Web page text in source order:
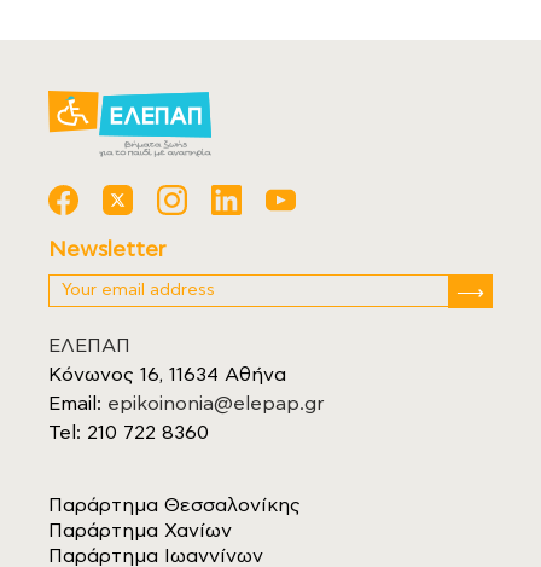
Newsletter
ΕΛΕΠΑΠ
Κόνωνος 16, 11634 Αθήνα
Email: epikoinonia@elepap.gr
Tel: 210 722 8360
Παράρτημα Θεσσαλονίκης
Παράρτημα Χανίων
Παράρτημα Ιωαννίνων